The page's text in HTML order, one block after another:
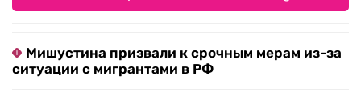
Мишустина призвали к срочным мерам из-за
ситуации с мигрантами в РФ